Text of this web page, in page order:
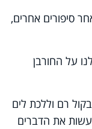
סיפורים אחרים,
על החורבן
רם וללכת לים
את הדברים